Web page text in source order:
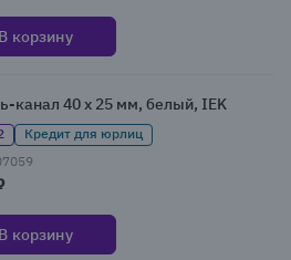
В корзину
канал 40 x 25 мм, белый, IEK
Кредит для юрлиц
В корзину